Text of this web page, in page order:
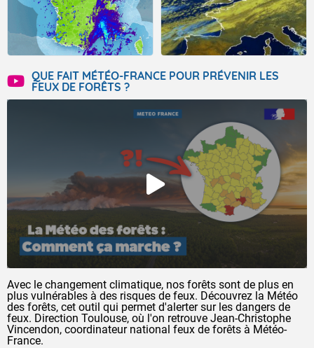
QUE FAIT MÉTÉO-FRANCE POUR PRÉVENIR LES
FEUX DE FORÊTS ?
Avec le changement climatique, nos forêts sont de plus en
plus vulnérables à des risques de feux. Découvrez la Météo
des forêts, cet outil qui permet d'alerter sur les dangers de
feux. Direction Toulouse, où l'on retrouve Jean-Christophe
Vincendon, coordinateur national feux de forêts à Météo-
France.